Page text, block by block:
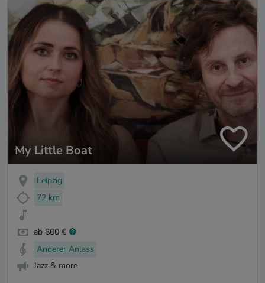
My Little Boat
Leipzig
72 km
ab 800 €
Anderer Anlass
Jazz & more